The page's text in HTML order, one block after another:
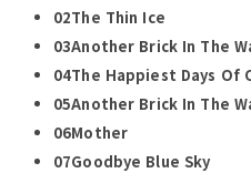
02The Thin Ice
03Another Brick In The
04The Happiest Days Of
05Another Brick In The
06Mother
07Goodbye Blue Sky